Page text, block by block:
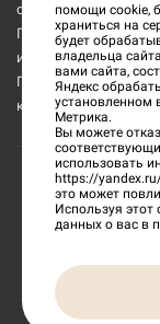
области Тверской
ГБУК ТГОМ)
изображения
ГБУК ТГОМ, а также
которые
2026
помощи cookie,
храниться на
будет
владельца
вами сайта,
Яндекс
установленном
Метрика.
Вы можете
использовать
https://
это может
Используя этот
данных о вас в